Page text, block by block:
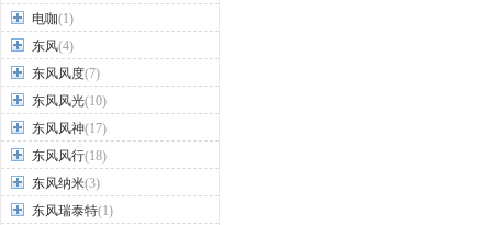
电咖(1)
东风(4)
东风风度(7)
东风风光(10)
东风风神(17)
东风风行(18)
东风纳米(3)
东风瑞泰特(1)